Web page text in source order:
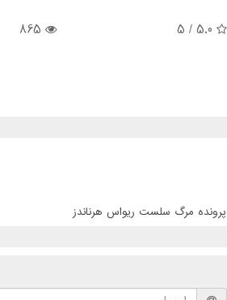
5.0
/ 5
865
مرگ سلست ریواس هرناندز